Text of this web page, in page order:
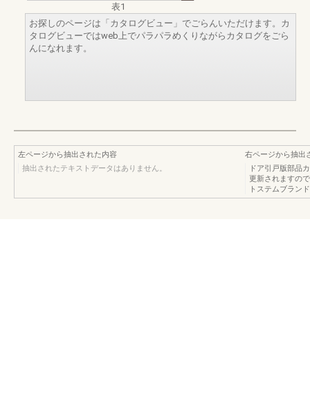
表1
お探しのページは「カタログビュー」でごらんいただけます。カ
タログビューではweb上でパラパラめくりながらカタログをごら
んになれます。
左ページから抽出された内容
抽出されたテキストデータはありません。
右ページから抽出
ドア引戸版部品
更新されますの
トステムブラン